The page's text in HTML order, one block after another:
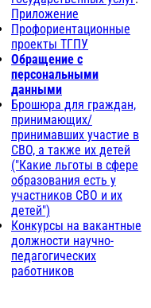
Приложение
Профориентационные
проекты ТГПУ
Обращение с
персональными
данными
Брошюра для граждан,
принимающих/
принимавших участие в
СВО, а также их детей
("Какие льготы в сфере
образования есть у
участников СВО и их
детей")
Конкурсы на вакантные
должности научно-
педагогических
работников